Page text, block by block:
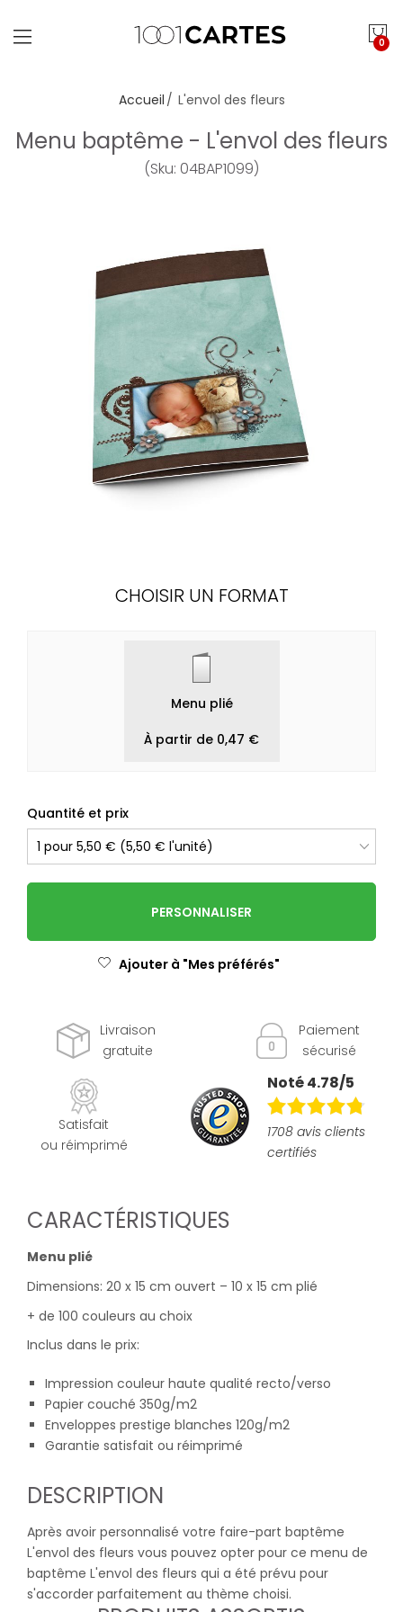
0
Accueil L'envol des fleurs
Menu baptême - L'envol des fleurs
(Sku: 04BAP1099)
CHOISIR UN FORMAT
Menu plié
À partir de 0,47 €
Quantité et prix
PERSONNALISER
Ajouter à "Mes préférés"
Livraison
gratuite
Paiement
sécurisé
Satisfait
ou réimprimé
Noté 4.78/5
1708 avis clients
certifiés
CARACTÉRISTIQUES
Menu plié
Dimensions: 20 x 15 cm ouvert – 10 x 15 cm plié
+ de 100 couleurs au choix
Inclus dans le prix:
Impression couleur haute qualité recto/verso
Papier couché 350g/m2
Enveloppes prestige blanches 120g/m2
Garantie satisfait ou réimprimé
DESCRIPTION
Après avoir personnalisé votre faire-part baptême
L'envol des fleurs vous pouvez opter pour ce menu de
baptême L'envol des fleurs qui a été prévu pour
s'accorder parfaitement au thème choisi.